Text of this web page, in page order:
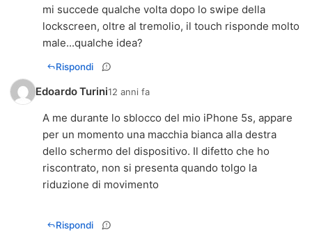
mi succede qualche volta dopo lo swipe della
lockscreen, oltre al tremolio, il touch risponde molto
male...qualche idea?
Rispondi
Edoardo Turini12 anni fa
A me durante lo sblocco del mio iPhone 5s, appare
per un momento una macchia bianca alla destra
dello schermo del dispositivo. Il difetto che ho
riscontrato, non si presenta quando tolgo la
riduzione di movimento
Rispondi